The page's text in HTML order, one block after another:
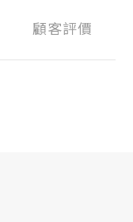
顧客評價